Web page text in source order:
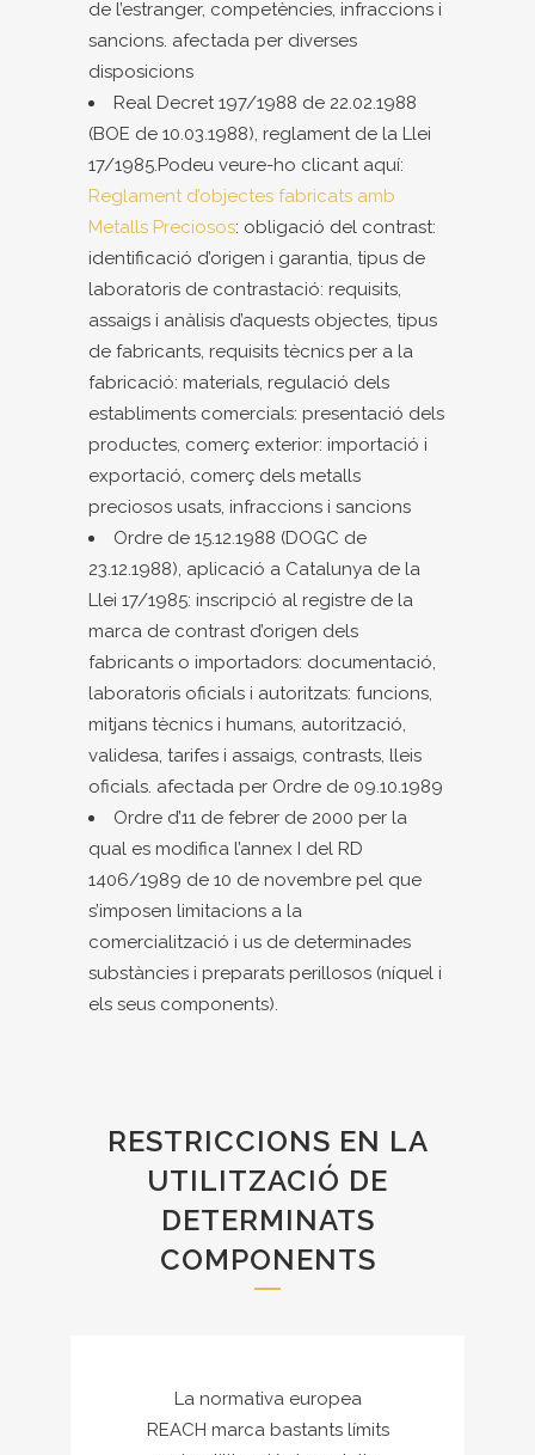
de l’estranger, competències, infraccions i
sancions. afectada per diverses
disposicions
Real Decret 197/1988 de 22.02.1988
(BOE de 10.03.1988), reglament de la Llei
17/1985.Podeu veure-ho clicant aquí:
Reglament d’objectes fabricats amb
Metalls Preciosos: obligació del contrast:
identificació d’origen i garantia, tipus de
laboratoris de contrastació: requisits,
assaigs i anàlisis d’aquests objectes, tipus
de fabricants, requisits tècnics per a la
fabricació: materials, regulació dels
establiments comercials: presentació dels
productes, comerç exterior: importació i
exportació, comerç dels metalls
preciosos usats, infraccions i sancions
Ordre de 15.12.1988 (DOGC de
23.12.1988), aplicació a Catalunya de la
Llei 17/1985: inscripció al registre de la
marca de contrast d’origen dels
fabricants o importadors: documentació,
laboratoris oficials i autoritzats: funcions,
mitjans tècnics i humans, autorització,
validesa, tarifes i assaigs, contrasts, lleis
oficials. afectada per Ordre de 09.10.1989
Ordre d’11 de febrer de 2000 per la
qual es modifica l’annex I del RD
1406/1989 de 10 de novembre pel que
s’imposen limitacions a la
comercialització i us de determinades
substàncies i preparats perillosos (níquel i
els seus components).
RESTRICCIONS EN LA
UTILITZACIÓ DE
DETERMINATS
COMPONENTS
La normativa europea
REACH marca bastants límits